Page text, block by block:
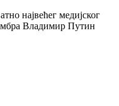
највећег медијског
Владимир Путин